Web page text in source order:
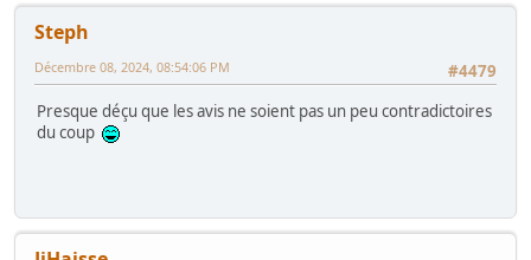
Steph
#4479
Décembre 08, 2024, 08:54:06 PM
Presque déçu que les avis ne soient pas un peu contradictoires
du coup